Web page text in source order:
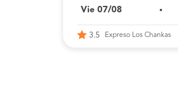
Vie 07/08
3.5 Expreso Los Chankas